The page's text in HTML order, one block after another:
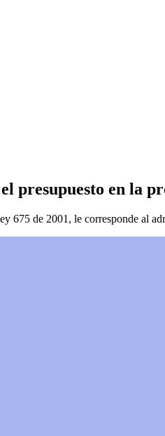
presupuesto en la
675 de 2001, le corresponde al